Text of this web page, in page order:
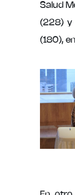
Salud
(228) y
(180),